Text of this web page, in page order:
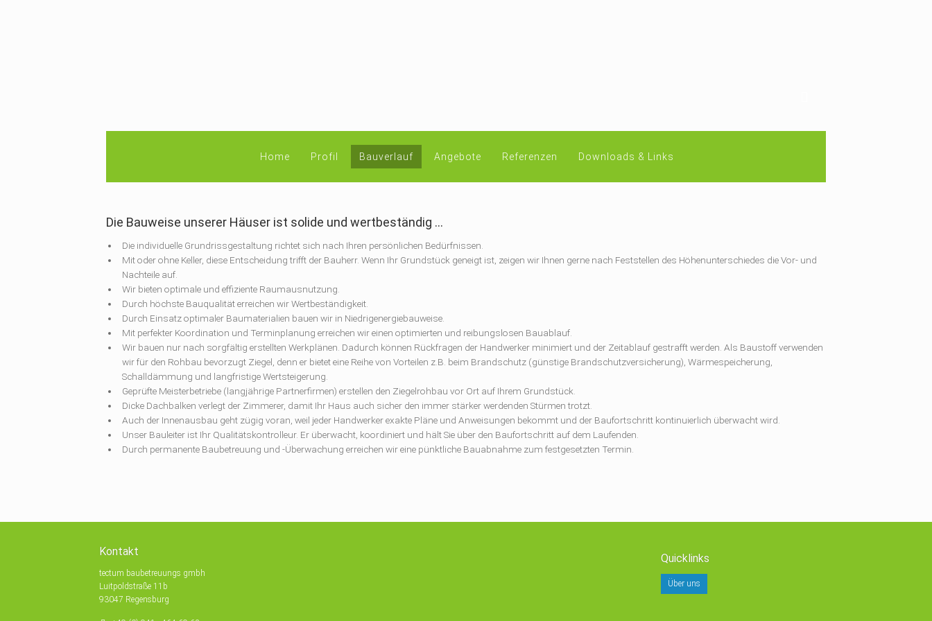
Home Profil Bauverlauf Angebote Referenzen Downloads & Links
Die Bauweise unserer Häuser ist solide und wertbeständig ...
Die individuelle Grundrissgestaltung richtet sich nach Ihren persönlichen Bedürfnissen.
Mit oder ohne Keller, diese Entscheidung trifft der Bauherr. Wenn Ihr Grundstück geneigt ist, zeigen wir Ihnen gerne nach Feststellen des Höhenunterschiedes die Vor- und
Nachteile auf.
Wir bieten optimale und effiziente Raumausnutzung.
Durch höchste Bauqualität erreichen wir Wertbeständigkeit.
Durch Einsatz optimaler Baumaterialien bauen wir in Niedrigenergiebauweise.
Mit perfekter Koordination und Terminplanung erreichen wir einen optimierten und reibungslosen Bauablauf.
Wir bauen nur nach sorgfältig erstellten Werkplänen. Dadurch können Rückfragen der Handwerker minimiert und der Zeitablauf gestrafft werden. Als Baustoff verwenden
wir für den Rohbau bevorzugt Ziegel, denn er bietet eine Reihe von Vorteilen z.B. beim Brandschutz (günstige Brandschutzversicherung), Wärmespeicherung,
Schalldämmung und langfristige Wertsteigerung.
Geprüfte Meisterbetriebe (langjährige Partnerfirmen) erstellen den Ziegelrohbau vor Ort auf Ihrem Grundstück.
Dicke Dachbalken verlegt der Zimmerer, damit Ihr Haus auch sicher den immer stärker werdenden Stürmen trotzt.
Auch der Innenausbau geht zügig voran, weil jeder Handwerker exakte Pläne und Anweisungen bekommt und der Baufortschritt kontinuierlich überwacht wird.
Unser Bauleiter ist Ihr Qualitätskontrolleur. Er überwacht, koordiniert und hält Sie über den Baufortschritt auf dem Laufenden.
Durch permanente Baubetreuung und -Überwachung erreichen wir eine pünktliche Bauabnahme zum festgesetzten Termin.
Kontakt
tectum baubetreuungs gmbh
Luitpoldstraße 11b
93047 Regensburg
Quicklinks
Über uns